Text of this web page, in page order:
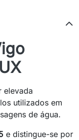
elevada
utilizados em
de água.
e distingue-se por